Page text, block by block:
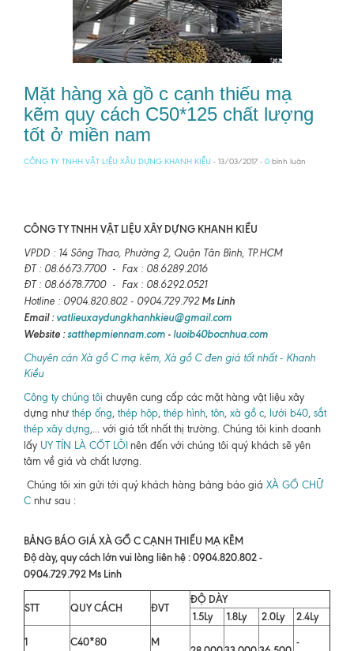
Mặt hàng xà gồ c cạnh thiếu mạ
kẽm quy cách C50*125 chất lượng
tốt ở miền nam
CÔNG TY TNHH VẬT LIỆU XÂU DỰNG KHANH KIỀU - 13/03/2017 - 0 bình luận
CÔNG TY TNHH VẬT LIỆU XÂY DỰNG KHANH KIỀU
VPDD : 14 Sông Thao, Phường 2, Quận Tân Bình, TP.HCM
ĐT : 08.6673.7700 - Fax : 08.6289.2016
ĐT : 08.6678.7700 - Fax : 08.6292.0521
Hotline : 0904.820.802 - 0904.729.792Ms Linh
Email :vatlieuxaydungkhanhkieu@gmail.com
Website :satthepmiennam.com - luoib40bocnhua.com
Chuyên cán Xà gồ C mạ kẽm, Xà gồ C đen giá tốt nhất - Khanh
Kiều
Công ty chúng tôi chuyên cung cấp các mặt hàng vật liệu xây
dựng như thép ống, thép hộp, thép hình, tôn, xà gồ c, lưới b40, sắt
thép xây dựng,... với giá tốt nhất thị trường. Chúng tôi kinh doanh
lấy UY TÍN LÀ CỐT LÕI nên đến với chúng tôi quý khách sẽ yên
tâm về giá và chất lượng.
Chúng tôi xin gửi tới quý khách hàng bảng báo giá XÀ GỒ CHỮ
C như sau :
BẢNG BÁO GIÁ XÀ GỒ C CẠNH THIẾU MẠ KẼM
Độ dày, quy cách lớn vui lòng liên hệ : 0904.820.802 -
0904.729.792 Ms Linh
STT QUY CÁCH ĐVT
ĐỘ DÀY
1.5Ly
1.8Ly 2.0Ly
2.4Ly
1
C40*80 M -